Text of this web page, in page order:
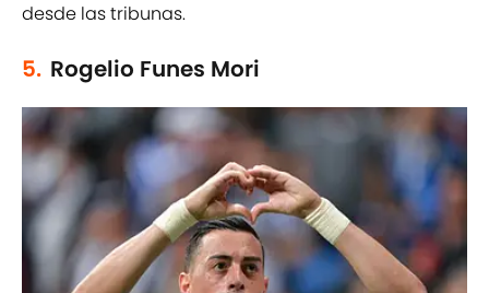
desde las tribunas.
5. Rogelio Funes Mori